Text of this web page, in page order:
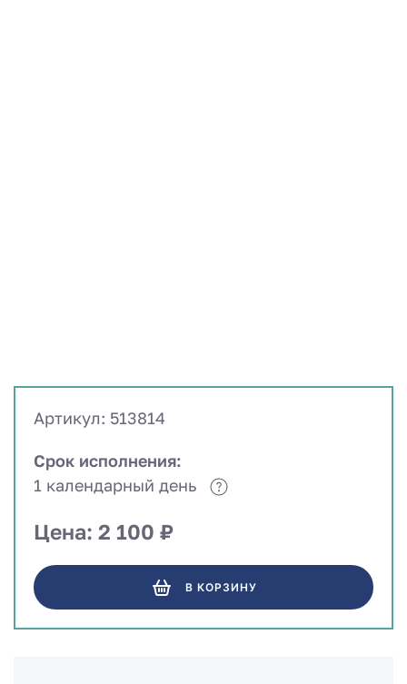
Артикул: 513814
Срок исполнения:
1 календарный день
Цена: 2 100 ₽
В КОРЗИНУ